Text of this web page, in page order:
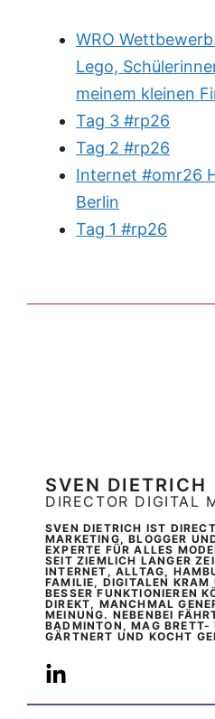
WRO
Lego,
meinem kleinen
Tag 3 #rp26
Tag 2 #rp26
Internet #omr26
Berlin
Tag 1 #rp26
SVEN DIETRICH
DIRECTOR DIGITAL
SVEN DIETRICH IST
MARKETING, BLOGGER
EXPERTE FÜR ALLES
SEIT ZIEMLICH LANGER
INTERNET, ALLTAG,
FAMILIE, DIGITALEN KRAM
BESSER FUNKTIONIEREN
DIREKT, MANCHMAL
MEINUNG. NEBENBEI
BADMINTON, MAG BRETT-
GÄRTNERT UND KOCHT